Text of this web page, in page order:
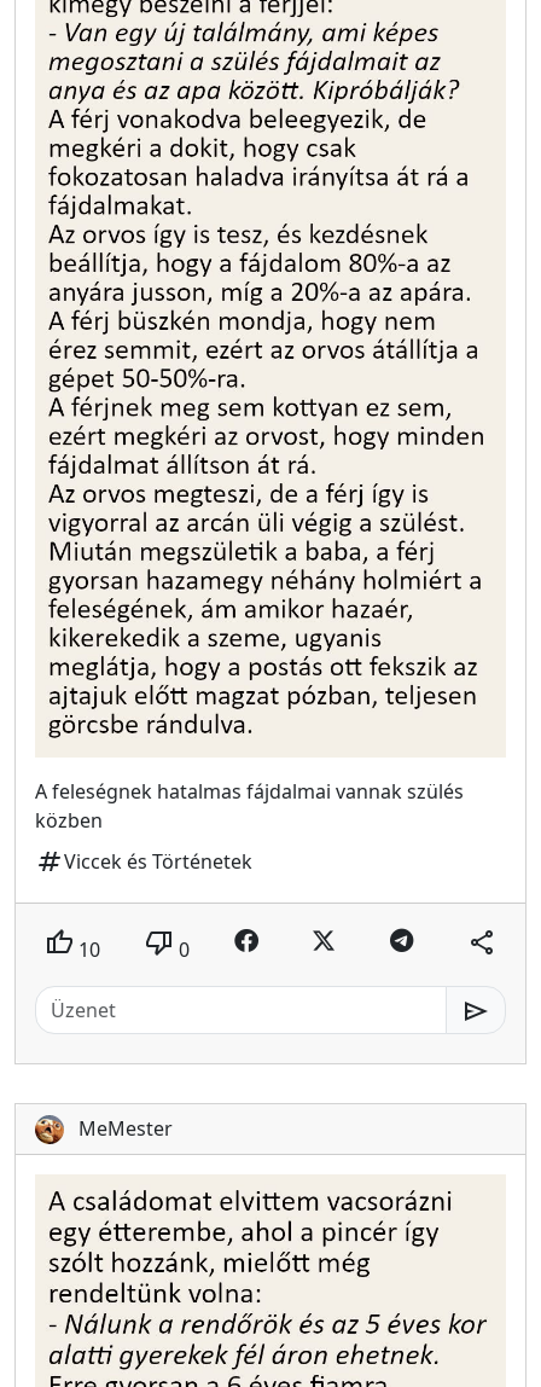
A feleségnek hatalmas fájdalmai vannak szülés
közben
tagViccek és Történetek
thumb_up 10 thumb_down 0 share
send
MeMester